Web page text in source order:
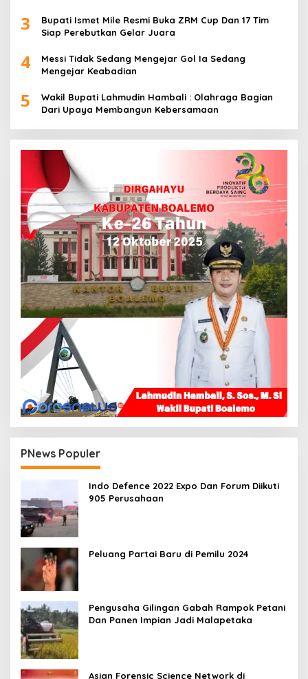
3
Bupati Ismet Mile Resmi Buka ZRM Cup Dan 17 Tim
Siap Perebutkan Gelar Juara
4
Messi Tidak Sedang Mengejar Gol Ia Sedang
Mengejar Keabadian
5
Wakil Bupati Lahmudin Hambali : Olahraga Bagian
Dari Upaya Membangun Kebersamaan
PNews Populer
Indo Defence 2022 Expo Dan Forum Diikuti
905 Perusahaan
Peluang Partai Baru di Pemilu 2024
Pengusaha Gilingan Gabah Rampok Petani
Dan Panen Impian Jadi Malapetaka
Asian Forensic Science Network di